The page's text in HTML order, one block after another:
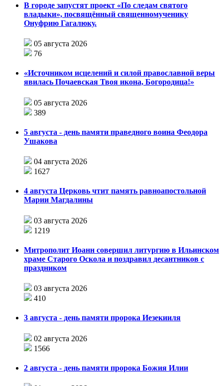
В городе запустят проект «По следам святого
владыки», посвящённый священномученику
Онуфрию Гагалюку.
05 августа 2026
76
«Источником исцелений и силой православной веры
явилась Почаевская Твоя икона, Богородица!»
05 августа 2026
389
5 августа - день памяти праведного воина Феодора
Ушакова
04 августа 2026
1627
4 августа Церковь чтит память равноапостольной
Марии Магдалины
03 августа 2026
1219
Митрополит Иоанн совершил литургию в Ильинском
храме Старого Оскола и поздравил десантников с
праздником
03 августа 2026
410
3 августа - день памяти пророка Иезекииля
02 августа 2026
1566
2 августа - день памяти пророка Божия Илии